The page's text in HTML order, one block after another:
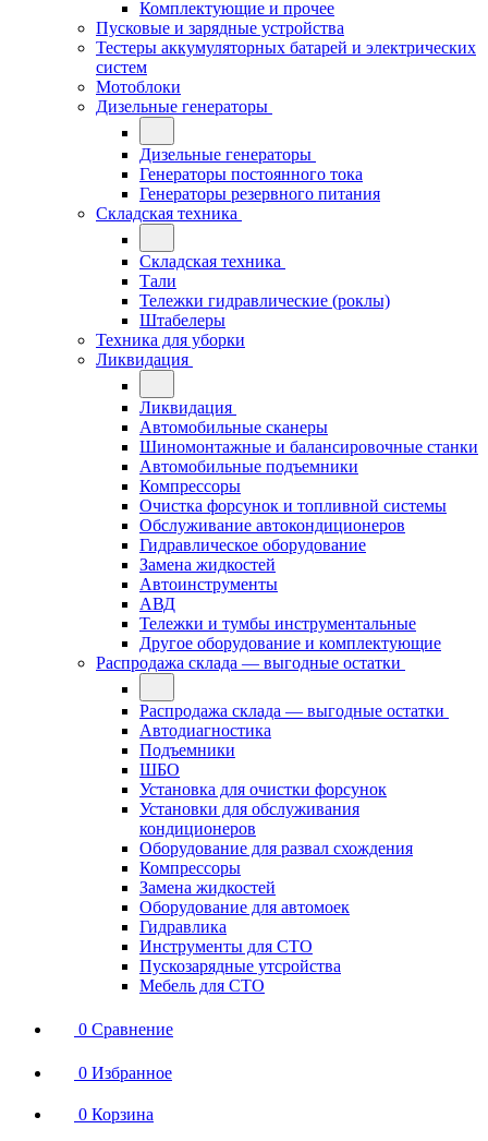
Комплектующие и прочее
Пусковые и зарядные устройства
Тестеры аккумуляторных батарей и электрических
систем
Мотоблоки
Дизельные генераторы
Дизельные генераторы
Генераторы постоянного тока
Генераторы резервного питания
Складская техника
Складская техника
Тали
Тележки гидравлические (роклы)
Штабелеры
Техника для уборки
Ликвидация
Ликвидация
Автомобильные сканеры
Шиномонтажные и балансировочные станки
Автомобильные подъемники
Компрессоры
Очистка форсунок и топливной системы
Обслуживание автокондиционеров
Гидравлическое оборудование
Замена жидкостей
Автоинструменты
АВД
Тележки и тумбы инструментальные
Другое оборудование и комплектующие
Распродажа склада — выгодные остатки
Распродажа склада — выгодные остатки
Автодиагностика
Подъемники
ШБО
Установка для очистки форсунок
Установки для обслуживания
кондиционеров
Оборудование для развал схождения
Компрессоры
Замена жидкостей
Оборудование для автомоек
Гидравлика
Инструменты для СТО
Пускозарядные утсройства
Мебель для СТО
0 Сравнение
0 Избранное
0 Корзина